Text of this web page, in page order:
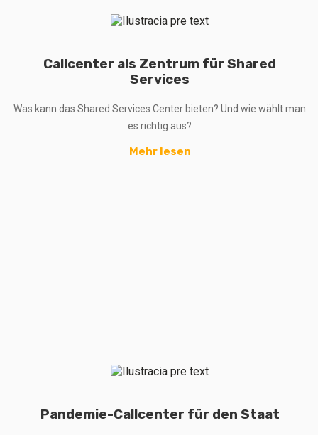
Callcenter als Zentrum für Shared
Services
Was kann das Shared Services Center bieten? Und wie wählt man
es richtig aus?
Mehr lesen
Pandemie-Callcenter für den Staat